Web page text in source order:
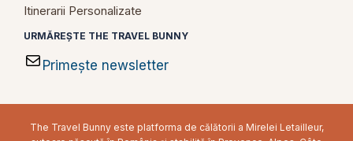
Itinerarii Personalizate
URMĂREȘTE THE TRAVEL BUNNY
Primește newsletter
The Travel Bunny este platforma de călătorii a Mirelei Letailleur,